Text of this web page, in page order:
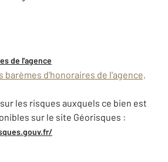
de l'agence
barèmes d'honoraires de l'agence,
les risques auxquels ce bien est
sur le site Géorisques :